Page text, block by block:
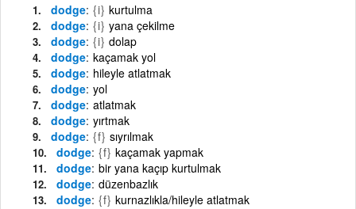
dodge {i} kurtulma
dodge {i} yana çekilme
dodge {i} dolap
dodge kaçamak yol
dodge hileyle atlatmak
dodge yol
dodge atlatmak
dodge yırtmak
dodge {f} sıyrılmak
dodge {f} kaçamak yapmak
dodge bir yana kaçıp kurtulmak
dodge düzenbazlık
dodge {f} kurnazlıkla/hileyle atlatmak